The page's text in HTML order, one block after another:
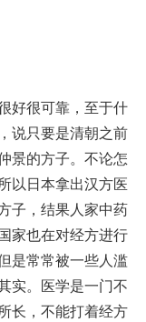
好很可靠，至于什
说只要是清朝之前
景的方子。不论怎
以日本拿出汉方医
子，结果人家中药
家也在对经方进行
是常常被一些人滥
实。医学是一门不
长，不能打着经方